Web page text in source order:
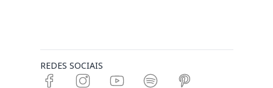
REDES SOCIAIS